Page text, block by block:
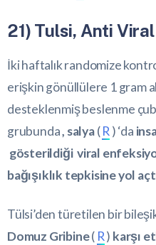
21) Tulsi, Anti
İki haftalık randomize
erişkin gönüllülere 1 gram
desteklenmiş beslenme
grubunda, salya(R ) ‘da
gösterildiği viral
bağışıklık tepkisine yol
Tülsi’den türetilen bir
Domuz Gribine( R) karşı